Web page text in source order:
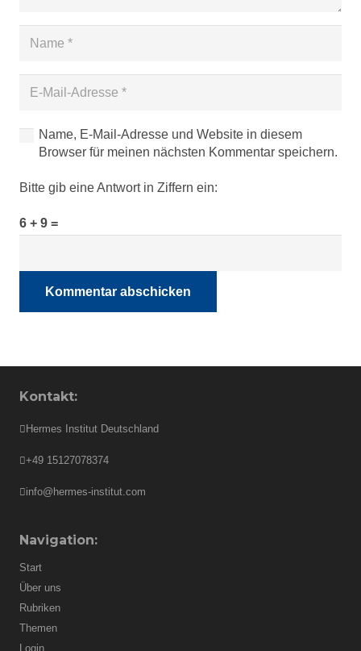
Name, E-Mail-Adresse und Website in diesem
Browser für meinen nächsten Kommentar speichern.
Bitte gib eine Antwort in Ziffern ein:
6 + 9 =
Kommentar abschicken
Kontakt:
Hermes Institut Deutschland
+49 15127078374
info@hermes-institut.com
Navigation:
Start
Über uns
Rubriken
Themen
Login